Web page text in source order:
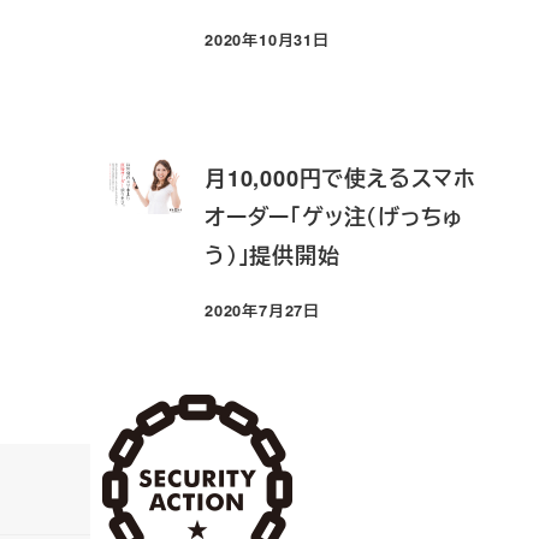
投稿日
2020年10月31日
月10,000円で使えるスマホ
オーダー「ゲッ注（げっちゅ
う）」提供開始
投稿日
2020年7月27日